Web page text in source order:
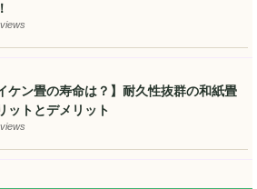
ケン畳の寿命は？】耐久性抜群の和紙畳
ットとデメリット